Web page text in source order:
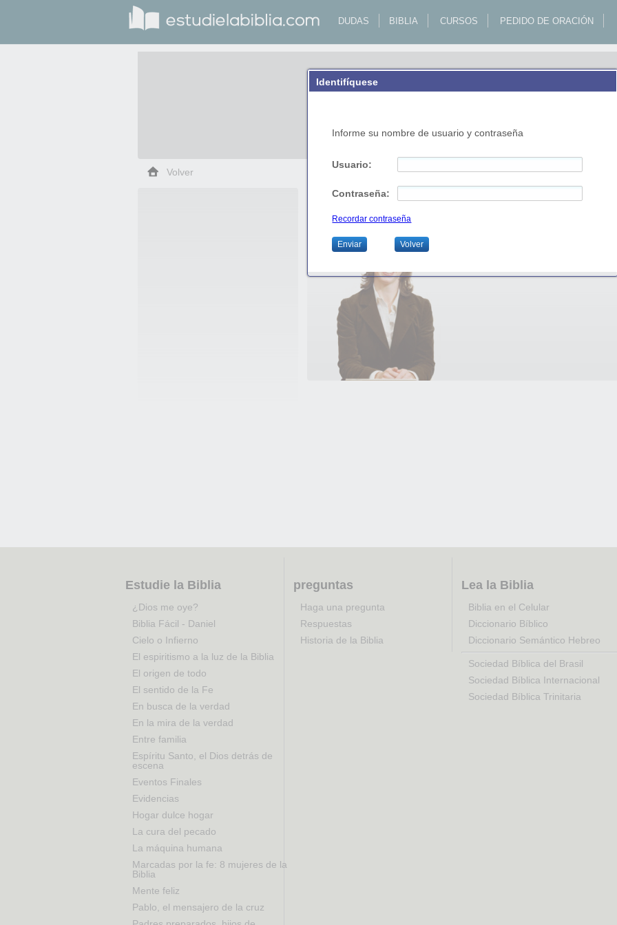
DUDAS BIBLIA CURSOS PEDIDO DE ORACIÓN
Volver
Estudie la Biblia
¿Dios me oye?
Biblia Fácil - Daniel
Cielo o Infierno
El espiritismo a la luz de la Biblia
El origen de todo
El sentido de la Fe
En busca de la verdad
En la mira de la verdad
Entre familia
Espíritu Santo, el Dios detrás de
escena
Eventos Finales
Evidencias
Hogar dulce hogar
La cura del pecado
La máquina humana
Marcadas por la fe: 8 mujeres de la
Biblia
Mente feliz
Pablo, el mensajero de la cruz
preguntas
Haga una pregunta
Respuestas
Historia de la Biblia
Lea la Biblia
Biblia en el Celular
Diccionario Bíblico
Diccionario Semántico Hebreo
Sociedad Bíblica del Brasil
Sociedad Bíblica Internacional
Sociedad Bíblica Trinitaria
Identifíquese
Informe su nombre de usuario y contraseña
Usuario:
Contraseña:
Recordar contraseña
Enviar Volver